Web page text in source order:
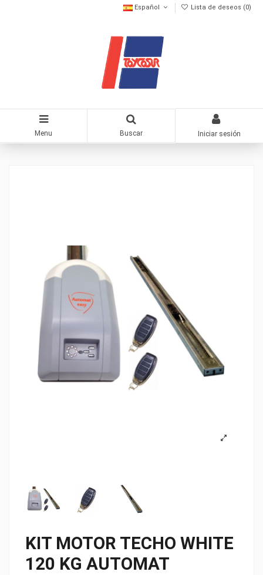
Español Lista de deseos (0)
Menu Buscar Iniciar sesión
KIT MOTOR TECHO WHITE
120 KG AUTOMAT